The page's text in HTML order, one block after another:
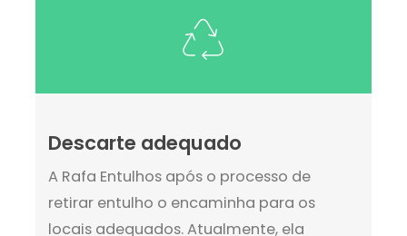
Descarte adequado
A Rafa Entulhos após o processo de
retirar entulho o encaminha para os
locais adequados. Atualmente, ela